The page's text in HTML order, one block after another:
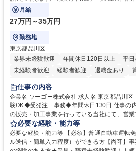
話・メール対応等の事務業務を担当します。
月給
27万円～35万円
勤務地
東京都品川区
業界未経験歓迎
年間休日120日以上 平日
未経験者歓迎
経験者歓迎 退職金あり
交通費支給
仕事の内容
企業名 ソーゴー株式会社 求人名 東京都品川区【営業アシスタント】未経
験OK◆受発注・事務◆年間休日130日 仕事の内容 樹脂板や建築資材など
の販売・加工事業を行っている当社にて、営
いたします。注文対応やWebデータの出力、各
か、電話・メール対応等の事務業務を担当します。 ■受注・発注業
Xによる注文対応、Web発注データのプリン
社への発注および加工依頼等 ■納品書・請求書
必要な経験・能力等
必要な経験・能力等 【必須】普通自動車運転
ル送信・簡単入力程度）ができる方【尚可】